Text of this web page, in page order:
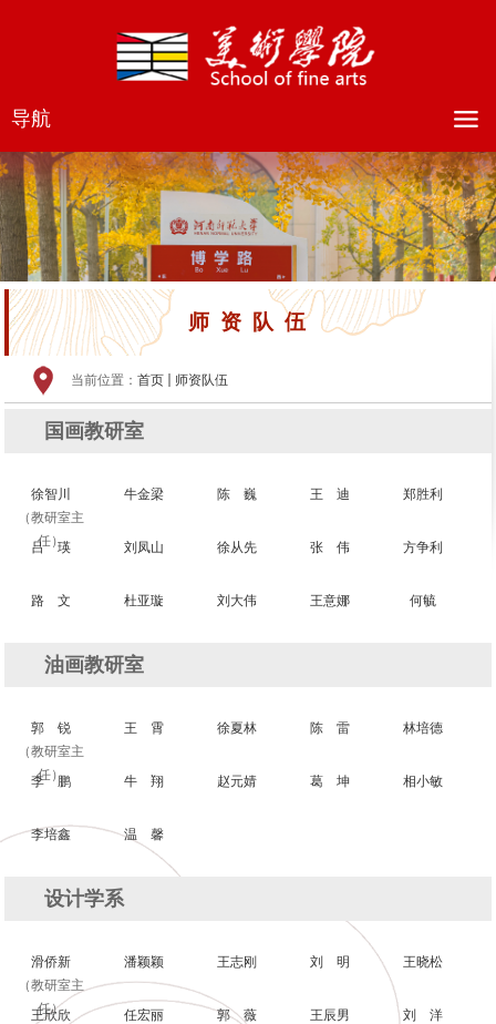
导航
师资队伍
当前位置：首页 师资队伍
国画教研室
徐智川
（教研室主
任）
牛金梁 陈 巍 王 迪 郑胜利
吕 瑛 刘凤山 徐从先 张 伟 方争利
路 文 杜亚璇 刘大伟 王意娜 何毓
油画教研室
郭 锐
（教研室主
任）
王 霄 徐夏林 陈 雷 林培德
李 鹏 牛 翔 赵元婧 葛 坤 相小敏
李培鑫 温 馨
设计学系
滑侨新
（教研室主
任）
潘颖颖 王志刚 刘 明 王晓松
王欣欣 任宏丽 郭 薇 王辰男 刘 洋